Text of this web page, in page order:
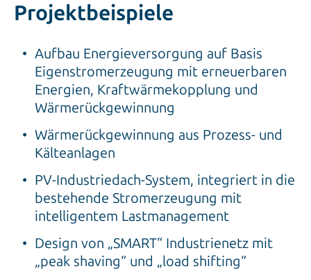
Projektbeispiele
Aufbau Energieversorgung auf Basis
Eigenstromerzeugung mit erneuerbaren
Energien, Kraftwärmekopplung und
Wärmerückgewinnung
Wärmerückgewinnung aus Prozess- und
Kälteanlagen
PV-Industriedach-System, integriert in die
bestehende Stromerzeugung mit
intelligentem Lastmanagement
Design von „SMART“ Industrienetz mit
„peak shaving“ und „load shifting“